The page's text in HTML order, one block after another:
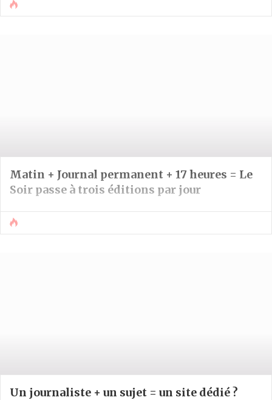
Matin + Journal permanent + 17 heures = Le
Soir passe à trois éditions par jour
Un journaliste + un sujet = un site dédié ?